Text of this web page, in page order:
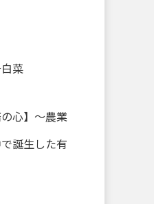
白菜
心】～農業
誕生した有